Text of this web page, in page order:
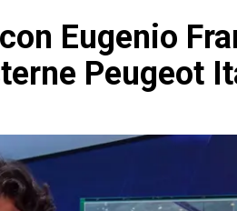
Eugenio
Peugeot